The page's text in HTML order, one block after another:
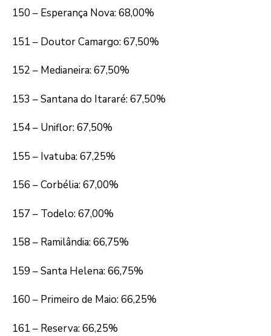
150 – Esperança Nova: 68,00%
151 – Doutor Camargo: 67,50%
152 – Medianeira: 67,50%
153 – Santana do Itararé: 67,50%
154 – Uniflor: 67,50%
155 – Ivatuba: 67,25%
156 – Corbélia: 67,00%
157 – Todelo: 67,00%
158 – Ramilândia: 66,75%
159 – Santa Helena: 66,75%
160 – Primeiro de Maio: 66,25%
161 – Reserva: 66,25%